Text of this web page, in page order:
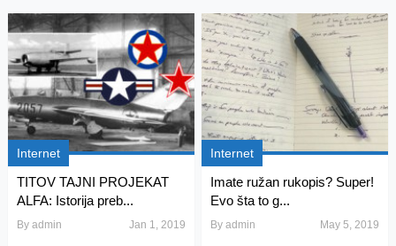
Internet
TITOV TAJNI PROJEKAT
ALFA: Istorija preb...
By admin Jan 1, 2019
Internet
Imate ružan rukopis? Super!
Evo šta to g...
Byadmin May 5, 2019